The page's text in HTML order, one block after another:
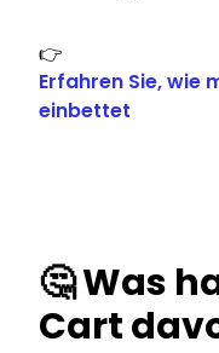
👉
Erfahren Sie, wie
einbettet
🤔 Was
Cart